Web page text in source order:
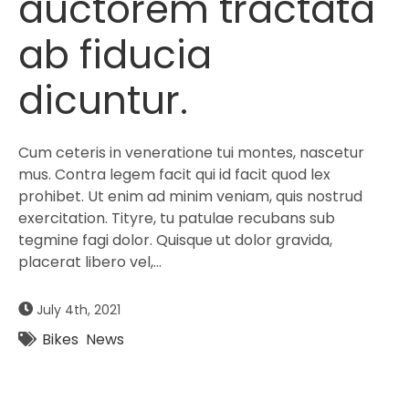
ab fiducia
dicuntur.
Cum ceteris in veneratione tui montes, nascetur
mus. Contra legem facit qui id facit quod lex
prohibet. Ut enim ad minim veniam, quis nostrud
exercitation. Tityre, tu patulae recubans sub
tegmine fagi dolor. Quisque ut dolor gravida,
placerat libero vel,…
July 4th, 2021
Bikes News